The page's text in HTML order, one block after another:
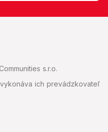
s.r.o.
ich prevádzkovateľ